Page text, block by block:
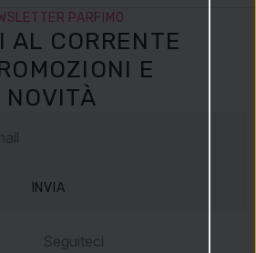
PARFIMO
AL CORRENTE
E
NOVITÀ
INVIA
Seguiteci